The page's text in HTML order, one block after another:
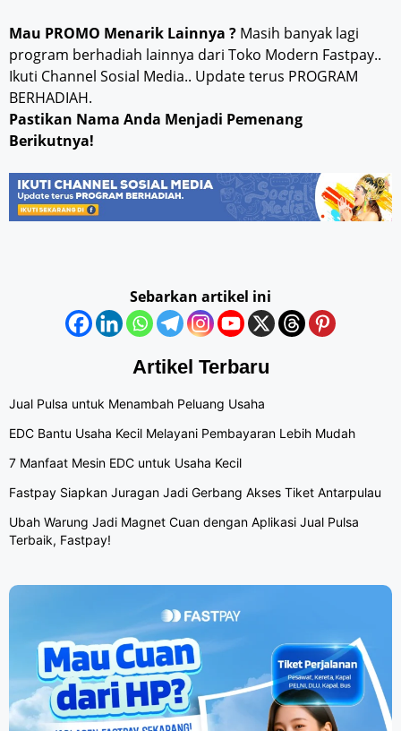
Mau PROMO Menarik Lainnya ? Masih banyak lagi
program berhadiah lainnya dari Toko Modern Fastpay..
Ikuti Channel Sosial Media.. Update terus PROGRAM
BERHADIAH.
Pastikan Nama Anda Menjadi Pemenang
Berikutnya!
Sebarkan artikel ini
Artikel Terbaru
Jual Pulsa untuk Menambah Peluang Usaha
EDC Bantu Usaha Kecil Melayani Pembayaran Lebih Mudah
7 Manfaat Mesin EDC untuk Usaha Kecil
Fastpay Siapkan Juragan Jadi Gerbang Akses Tiket Antarpulau
Ubah Warung Jadi Magnet Cuan dengan Aplikasi Jual Pulsa
Terbaik, Fastpay!